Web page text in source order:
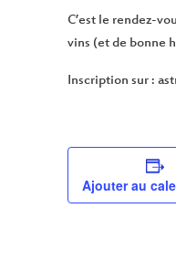
C’est le rendez-
vins (et de bonne
Inscription sur :
Ajouter au